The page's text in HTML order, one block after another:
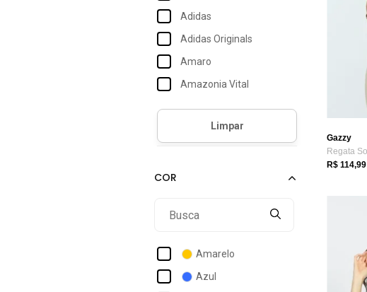
Adidas
Adidas Originals
Amaro
Amazonia Vital
Anticorpus Jeanswear
Arauto Jeans
Babicat
Amarelo
Azul
Gazzy
R$ 114,99